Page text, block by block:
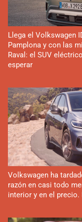
Llega el Volkswagen
Pamplona y con las
Raval: el SUV
esperar
Volkswagen ha
razón en casi todo
interior y en el precio.